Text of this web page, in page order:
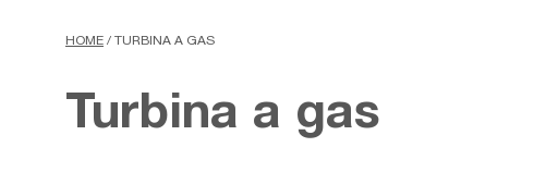
HOME / TURBINA A GAS
Turbina a gas